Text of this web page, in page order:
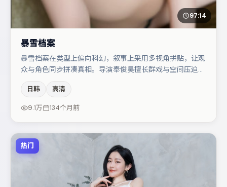
97:14
暴雪档案
暴雪档案在类型上偏向科幻，叙事上采用多视角拼贴，让观
众与角色同步拼凑真相。导演奉俊昊擅长群戏与空间压迫
怡、段奕宏、大鹏等，角色动机前后呼应，适合喜欢抠台词
与伏笔的观众。整体完成度较高，适合周末一口气追完。
日韩 高清
9.1万 134个月前
热门